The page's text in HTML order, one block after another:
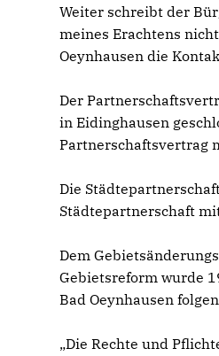
Weiter schreibt der
meines Erachtens
Oeynhausen die
Der
in Eidinghausen
Partnerschaftsvertrag
Die
Städtepartnerschaft
Dem
Gebietsreform wurde
Bad Oeynhausen
Die Rechte und